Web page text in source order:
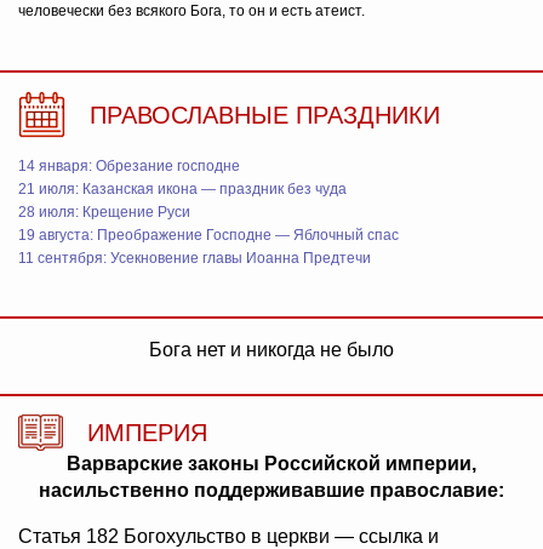
человечески без всякого Бога, то он и есть атеист.
ПРАВОСЛАВНЫЕ ПРАЗДНИКИ
14 января: Обрезание господне
21 июля: Казанская икона — праздник без чуда
28 июля: Крещение Руси
19 августа: Преображение Господне — Яблочный спас
11 сентября: Усекновение главы Иоанна Предтечи
Бога нет и никогда не было
ИМПЕРИЯ
Варварские законы Российской империи,
насильственно поддерживавшие православие:
Статья 182 Богохульство в церкви — ссылка и